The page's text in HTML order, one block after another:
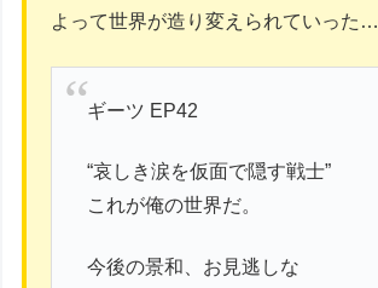
よって世界が造り変えられていった…
ギーツ EP42
“哀しき涙を仮面で隠す戦士”
これが俺の世界だ。
今後の景和、お見逃しな